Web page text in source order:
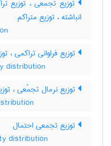
توزیع تجمعّی ، توزیع
انباشته ، توزیع متراکم
توزیع فراوانی تراکمی ،
distribution
توزیع نرمال تجمّعی ،
توزیع تجمعی احتمال
distribution